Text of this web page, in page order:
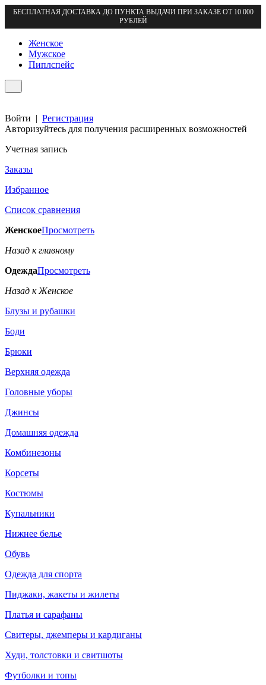
БЕСПЛАТНАЯ ДОСТАВКА ДО ПУНКТА ВЫДАЧИ ПРИ ЗАКАЗЕ ОТ 10 000
РУБЛЕЙ
Женское
Мужское
Пиплспейс
Войти | Регистрация
Авторизуйтесь для получения расширенных возможностей
Учетная запись
Заказы
Избранное
Список сравнения
ЖенскоеПросмотреть
Назад к главному
ОдеждаПросмотреть
Назад к Женское
Блузы и рубашки
Боди
Брюки
Верхняя одежда
Головные уборы
Джинсы
Домашняя одежда
Комбинезоны
Корсеты
Костюмы
Купальники
Нижнее белье
Обувь
Одежда для спорта
Пиджаки, жакеты и жилеты
Платья и сарафаны
Свитеры, джемперы и кардиганы
Худи, толстовки и свитшоты
Футболки и топы